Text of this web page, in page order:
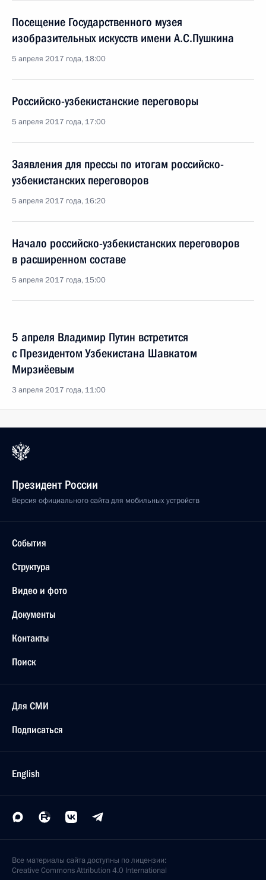
Посещение Государственного музея
изобразительных искусств имени А.С.Пушкина
5 апреля 2017 года, 18:00
Российско-узбекистанские переговоры
5 апреля 2017 года, 17:00
Заявления для прессы по итогам российско-
узбекистанских переговоров
5 апреля 2017 года, 16:20
Начало российско-узбекистанских переговоров
в расширенном составе
5 апреля 2017 года, 15:00
5 апреля Владимир Путин встретится
с Президентом Узбекистана Шавкатом
Мирзиёевым
3 апреля 2017 года, 11:00
Президент России
Версия официального сайта для мобильных устройств
События
Структура
Видео и фото
Документы
Контакты
Поиск
Для СМИ
Подписаться
English
Все материалы сайта доступны по лицензии:
Creative Commons Attribution 4.0 International